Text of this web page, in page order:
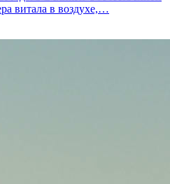
витала в воздухе,…